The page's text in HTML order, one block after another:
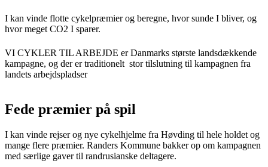
I kan vinde flotte cykelpræmier og beregne, hvor sunde I bliver, og
hvor meget CO2 I sparer.
VI CYKLER TIL ARBEJDE er Danmarks største landsdækkende
kampagne, og der er traditionelt stor tilslutning til kampagnen fra
landets arbejdspladser
Fede præmier på spil
I kan vinde rejser og nye cykelhjelme fra Høvding til hele holdet og
mange flere præmier. Randers Kommune bakker op om kampagnen
med særlige gaver til randrusianske deltagere.